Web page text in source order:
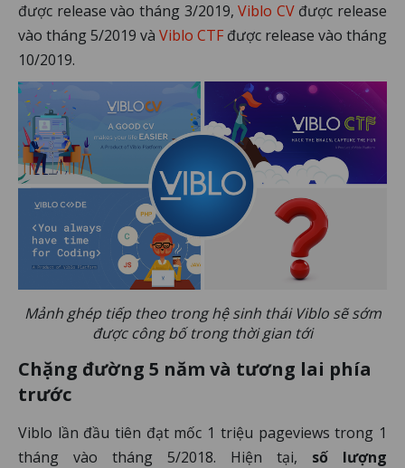
được release vào tháng 3/2019,Viblo CVđược release
vào tháng 5/2019 và Viblo CTF được release vào tháng
10/2019.
Mảnh ghép tiếp theo trong hệ sinh thái Viblo sẽ sớm
được công bố trong thời gian tới
Chặng đường 5 năm và tương lai phía
trước
Viblo lần đầu tiên đạt mốc 1 triệu pageviews trong 1
tháng vào tháng 5/2018. Hiện tại, số lượng